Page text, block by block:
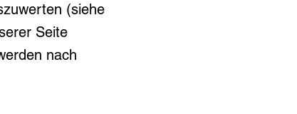
(siehe
Seite
nach